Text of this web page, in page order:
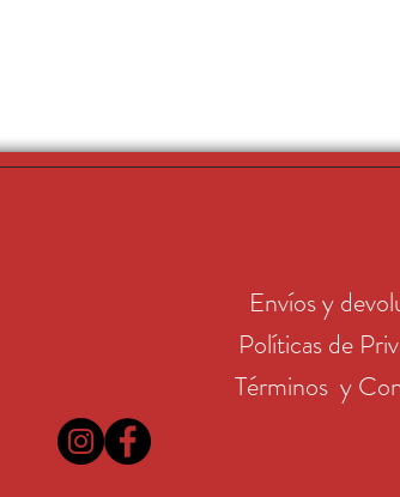
Envíos y
Políticas de
Términos y